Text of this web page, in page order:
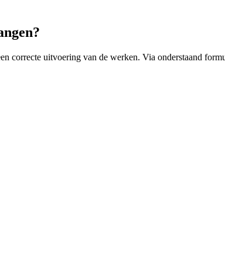
correcte uitvoering van de werken. Via onderstaand